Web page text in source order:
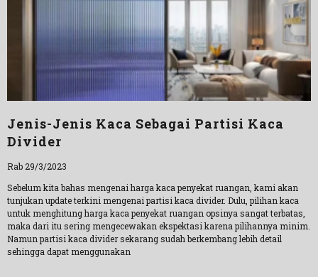
Jenis-Jenis Kaca Sebagai Partisi Kaca
Divider
Rab 29/3/2023
Sebelum kita bahas mengenai harga kaca penyekat ruangan, kami akan
tunjukan update terkini mengenai partisi kaca divider. Dulu, pilihan kaca
untuk menghitung harga kaca penyekat ruangan opsinya sangat terbatas,
maka dari itu sering mengecewakan ekspektasi karena pilihannya minim.
Namun partisi kaca divider sekarang sudah berkembang lebih detail
sehingga dapat menggunakan